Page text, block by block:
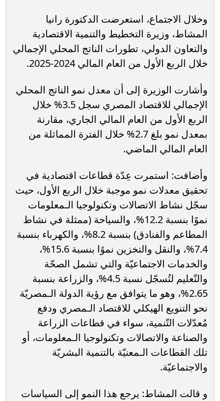
وخلال الاجتماع، استعرضت الدكتورة رانيا
المشاط، وزيرة التخطيط والتنمية الاقتصادية
والتعاون الدولي، تطورات الناتج المحلي الإجمالي
خلال الربع الأول من العام المالي 2024-2025.
وأشارت الوزيرة إلى أن معدل نمو الناتج المحلي
الإجمالي للاقتصاد المصري سجل 3.5% خلال
الربع الأول من العام المالي الجاري، مقارنة
بمعدل نمو بلغ 2.7% خلال الفترة المماثلة من
العام المالي الماضي.
وأضافت: استمرت عِدّة قطاعات اقتصادية في
تحقيق معدلات نمو موجبة خلال الربع الأول، حيث
سجّل نشاط الاتصالات وتكنولوجيا الـمعلومات
نموًا بنسبة 12.2%، والسياحة (ممثلة في نشاط
المطاعم والفنادق) بنسبة 8.2%، والكهرباء بنسبة
7.4%، والنقل والتخزين نموًا بنسبة 15.6%،
والخدمات الاجتماعيّة والتي تشمل الصحّة
والتّعليم لتُسجّل نسبة 4.5%، والزراعة بنسبة
2.65%، وهو ما يتوافق مع رؤية الدولة الـمصريّة
نحو التنويع الهيكلي للاقتصاد الـمصري ودفع
مُعدّلات التّنمية، سواء في قطاعات الزراعة
والصناعة والاتصالات وتكنولوجيا الـمعلومات، أو
تلك القطاعات الـمعنيّة بالتنمية البشريّة
والاجتماعيّة.
و قالت المشاط: يرجع هذا النمو إلى السياسات